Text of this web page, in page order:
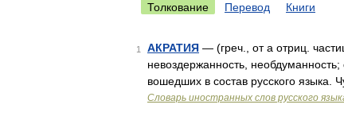
Толкование Перевод Книги
1 АКРАТИЯ — (греч., от a отриц.
невоздержанность,
вошедших в состав русского
Словарь иностранных слов русского